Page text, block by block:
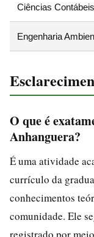
Ciências Contábeis
Engenharia
O que é
Anhanguera?
É uma atividade
currículo da
conhecimentos
comunidade. Ele
registrado por